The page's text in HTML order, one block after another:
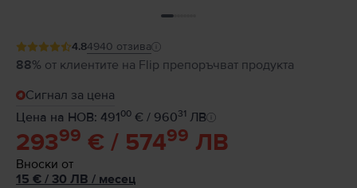
4.84940 отзива
88% от клиентите на Flip препоръчват продукта
Сигнал за цена
Цена на НОВ: 49100 € / 96031 ЛВ
29399 € / 57499 ЛВ
Вноски от
15 € / 30 ЛВ / месец